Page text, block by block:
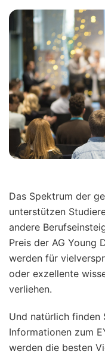
Das Spektrum der
unterstützen
andere
Preis der AG Young
werden für
oder exzellente
verliehen.
Und natürlich finden
Informationen zum
werden die besten